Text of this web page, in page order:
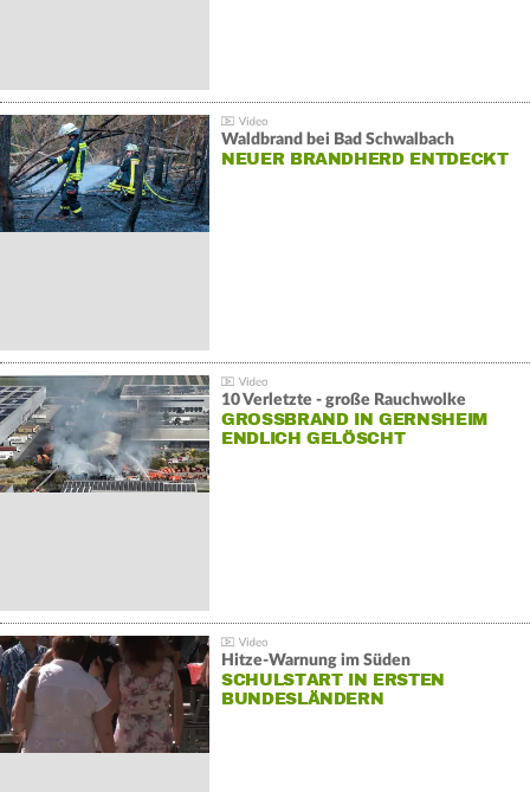
Waldbrand bei Bad Schwalbach
NEUER BRANDHERD ENTDECKT
10 Verletzte - große Rauchwolke
GROSSBRAND IN GERNSHEIM E
NDLICH GELÖSCHT
Hitze-Warnung im Süden
SCHULSTART IN ERSTEN
BUNDESLÄNDERN